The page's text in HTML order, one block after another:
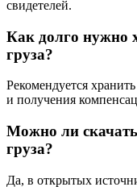
свидетелей.
Как долго нужно
груза?
Рекомендуется
и получения
Можно ли
груза?
Да, в открытых